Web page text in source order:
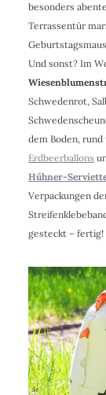
besonders
Terrassentür
Und sonst? Im
Schwedenrot,
dem Boden,
Erdbeerballons
Hühner-
Verpackungen
gesteckt – fertig!